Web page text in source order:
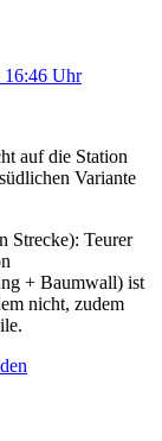
16:46 Uhr
auf die Station
Variante
Strecke): Teurer
+ Baumwall) ist
nicht, zudem